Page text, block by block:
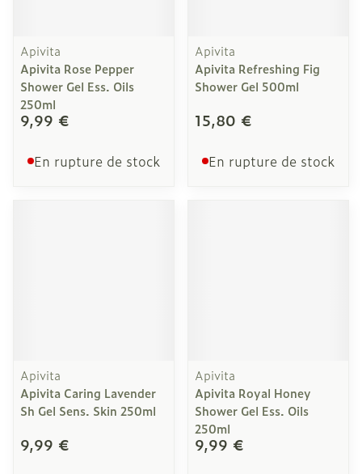
Apivita
Apivita Rose Pepper
Shower Gel Ess. Oils
250ml
9,99 €
En rupture de stock
Apivita
Apivita Refreshing Fig
Shower Gel 500ml
15,80 €
En rupture de stock
Apivita
Apivita Caring Lavender
Sh Gel Sens. Skin 250ml
9,99 €
Apivita
Apivita Royal Honey
Shower Gel Ess. Oils
250ml
9,99 €